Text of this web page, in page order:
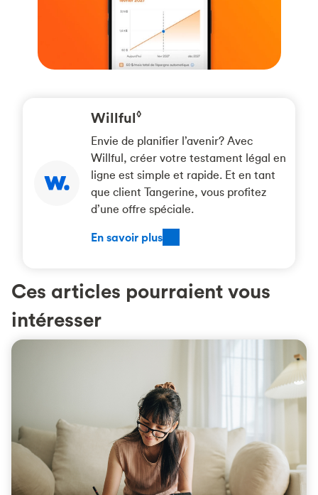
donnerait
Willful◊
Envie de planifier l’avenir? Avec
Willful, créer votre testament légal en
ligne est simple et rapide. Et en tant
que client Tangerine, vous profitez
d’une offre spéciale.
En savoir plus
Ces articles pourraient vous
intéresser